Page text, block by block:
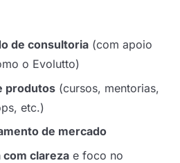
de consultoria (com apoio
o Evolutto)
produtos (cursos, mentorias,
etc.)
de mercado
clareza e foco no